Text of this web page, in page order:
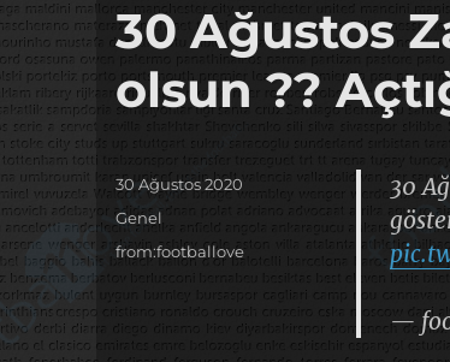
30 Ağustos
olsun ??
30
—
Yayın
tarihi
30 Ağustos 2020
Kategoriler
Genel
Etiketler
from:footballove